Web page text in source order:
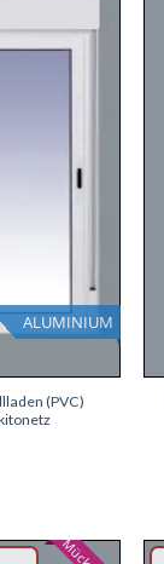
ALUMINIUM
(PVC)